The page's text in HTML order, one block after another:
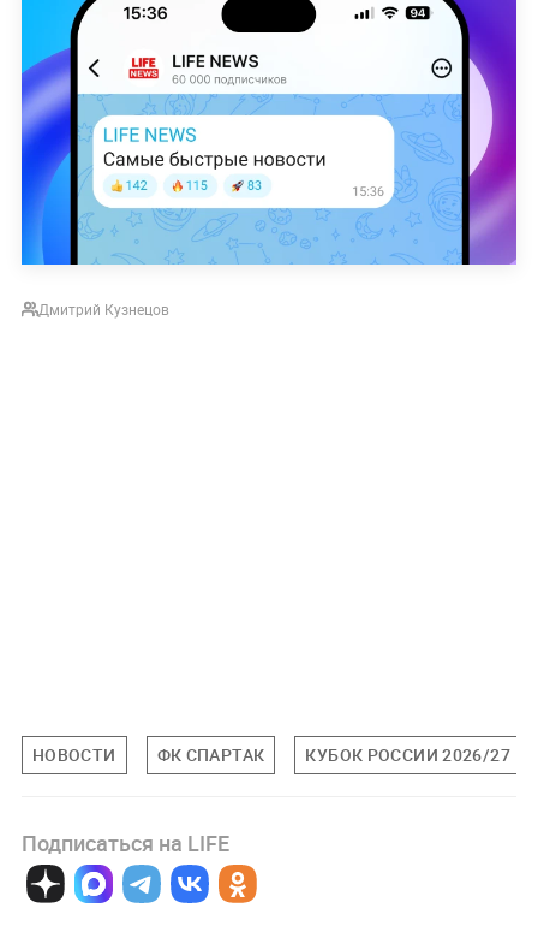
Дмитрий Кузнецов
НОВОСТИ ФК СПАРТАК КУБОК РОССИИ 2026/27
Подписаться на LIFE